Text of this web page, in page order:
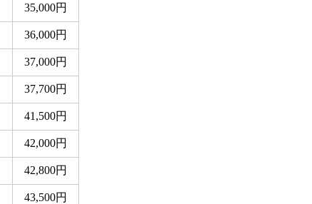
35,000円
36,000円
37,000円
37,700円
41,500円
42,000円
42,800円
43,500円